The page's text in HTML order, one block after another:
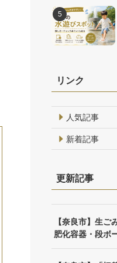
リンク
人気記事
新着記事
更新記事
【奈良市】生
肥化容器・段ボ